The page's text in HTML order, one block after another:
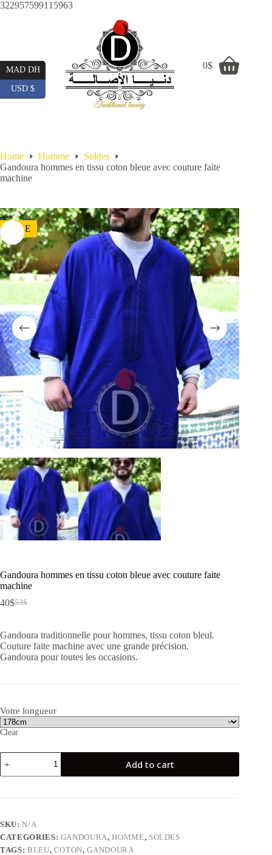
322957599115963Skip
Shopping
0$
Home Homme
Soldes
Gandoura hommes en tissu coton bleue avec couture faite
machine
SALE
Gandoura hommes en tissu coton bleue avec couture faite
machine
53$
40$
Gandoura traditionnelle pour hommes, tissu coton bleul.
Couture faite machine avec une grande précision.
Gandoura pour toutes les occasions.
Votre longueur
Clear
Gandoura
hommes
en
couture
faite
machine
Add to cart
SKU:N/A
CATEGORIES: GANDOURA,HOMME, SOLDES
TAGS: BLEU, COTON,GANDOURA
MAD DH
USD $